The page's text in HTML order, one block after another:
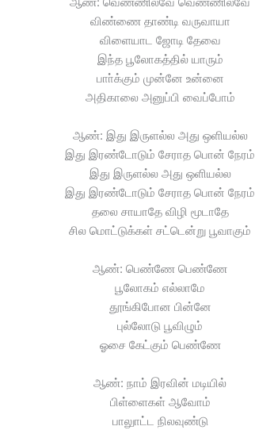
விண்ணை தாண்டி வருவாயா
விளையாட ஜோடி தேவை
இந்த பூலோகத்தில் யாரும்
பாா்க்கும் முன்னே உன்னை
அதிகாலை அனுப்பி வைப்போம்
ஆண்: இது இருளல்ல அது ஒளியல்ல
இது இரண்டோடும் சேராத பொன் நேரம்
இது இருளல்ல அது ஒளியல்ல
இது இரண்டோடும் சேராத பொன் நேரம்
தலை சாயாதே விழி மூடாதே
சில மொட்டுக்கள் சட்டென்று பூவாகும்
ஆண்: பெண்ணே பெண்ணே
பூலோகம் எல்லாமே
தூங்கிபோன பின்னே
புல்லோடு பூவிழும்
ஓசை கேட்கும் பெண்ணே
ஆண்: நாம் இரவின் மடியில்
பிள்ளைகள் ஆவோம்
பாலுாட்ட நிலவுண்டு